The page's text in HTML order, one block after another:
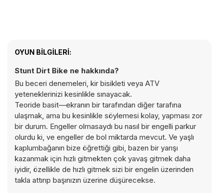
OYUN BILGILERI:
Stunt Dirt Bike ne hakkında?
Bu beceri denemeleri, kir bisikleti veya ATV
yeteneklerinizi kesinlikle sınayacak.
Teoride basit—ekranın bir tarafından diğer tarafına
ulaşmak, ama bu kesinlikle söylemesi kolay, yapması zor
bir durum. Engeller olmasaydı bu nasıl bir engelli parkur
olurdu ki, ve engeller de bol miktarda mevcut. Ve yaşlı
kaplumbağanın bize öğrettiği gibi, bazen bir yarışı
kazanmak için hızlı gitmekten çok yavaş gitmek daha
iyidir, özellikle de hızlı gitmek sizi bir engelin üzerinden
takla attırıp başınızın üzerine düşürecekse.